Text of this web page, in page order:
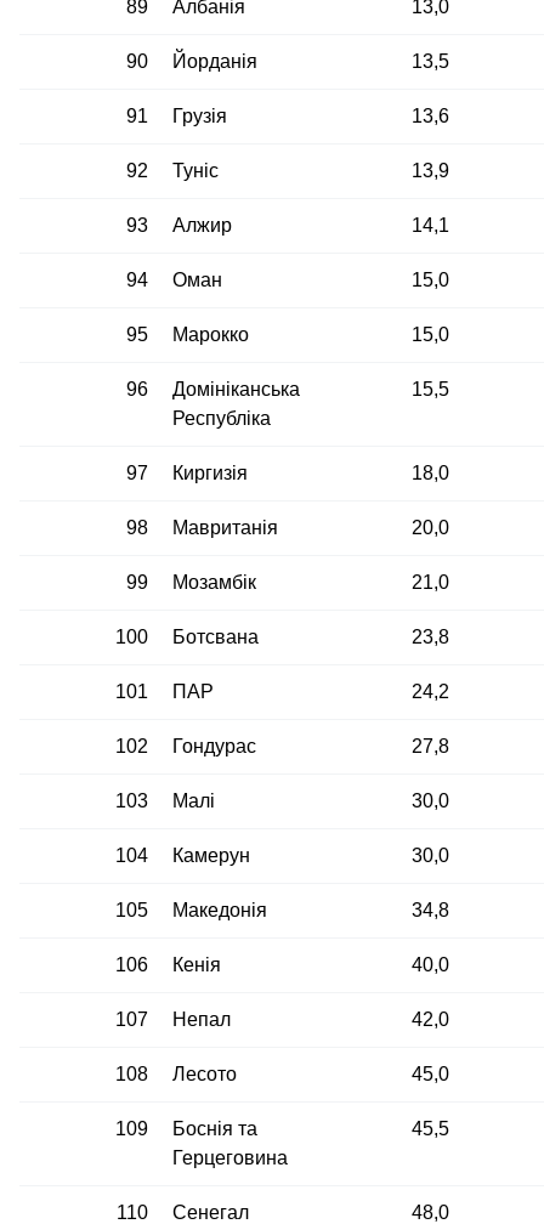
89 Албанія 13,0
90 Йорданія 13,5
91 Грузія 13,6
92 Туніс 13,9
93 Алжир 14,1
94 Оман 15,0
95 Марокко 15,0
96
Домініканська
Республіка
15,5
97 Киргизія 18,0
98 Мавританія 20,0
99 Мозамбік 21,0
100 Ботсвана 23,8
101 ПАР 24,2
102 Гондурас 27,8
103 Малі 30,0
104 Камерун 30,0
105 Македонія 34,8
106 Кенія 40,0
107 Непал 42,0
108 Лесото 45,0
109
Боснія та
Герцеговина
45,5
110 Сенегал 48,0